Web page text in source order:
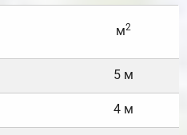
м2
5 м
4 м